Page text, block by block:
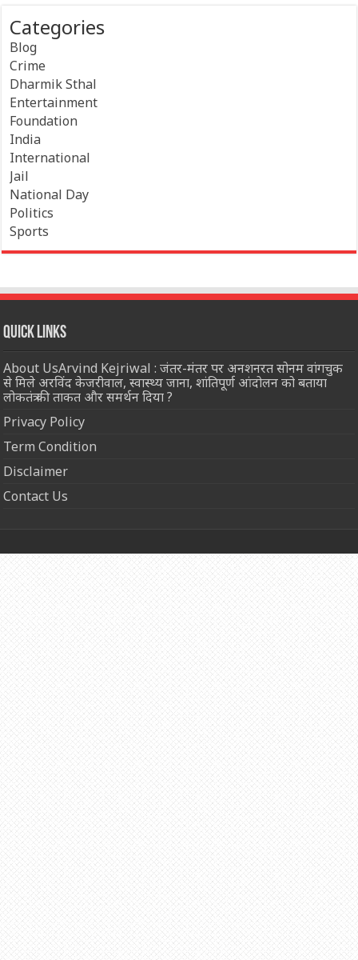
Categories
Blog
Crime
Dharmik Sthal
Entertainment
Foundation
India
International
Jail
National Day
Politics
Sports
Quick Links
About UsArvind Kejriwal : जंतर-मंतर पर अनशनरत सोनम वांगचुक
से मिले अरविंद केजरीवाल, स्वास्थ्य जाना, शांतिपूर्ण आंदोलन को बताया
लोकतंत्र की ताकत और समर्थन दिया ?
Privacy Policy
Term Condition
Disclaimer
Contact Us